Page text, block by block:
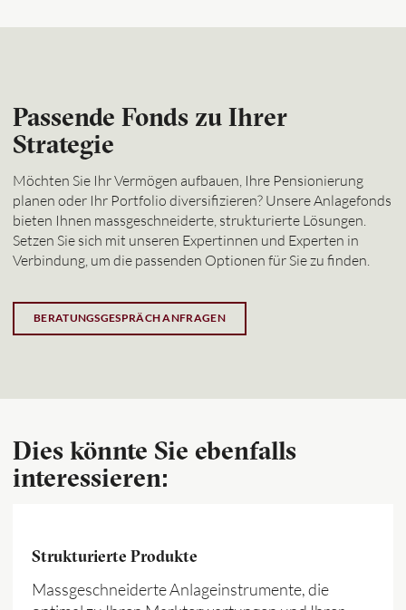
Passende Fonds zu Ihrer
Strategie
Möchten Sie Ihr Vermögen aufbauen, Ihre Pensionierung
planen oder Ihr Portfolio diversifizieren? Unsere Anlagefonds
bieten Ihnen massgeschneiderte, strukturierte Lösungen.
Setzen Sie sich mit unseren Expertinnen und Experten in
Verbindung, um die passenden Optionen für Sie zu finden.
BERATUNGSGESPRÄCH ANFRAGEN
Dies könnte Sie ebenfalls
interessieren:
Strukturierte Produkte
Massgeschneiderte Anlageinstrumente, die